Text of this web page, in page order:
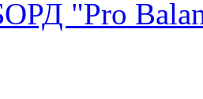
"Pro